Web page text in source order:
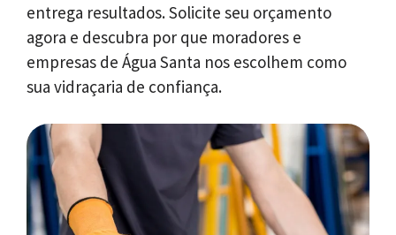
entrega resultados. Solicite seu orçamento
agora e descubra por que moradores e
empresas de Água Santa nos escolhem como
sua vidraçaria de confiança.